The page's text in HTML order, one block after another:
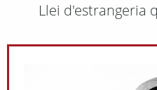
Llei d'estrangeria